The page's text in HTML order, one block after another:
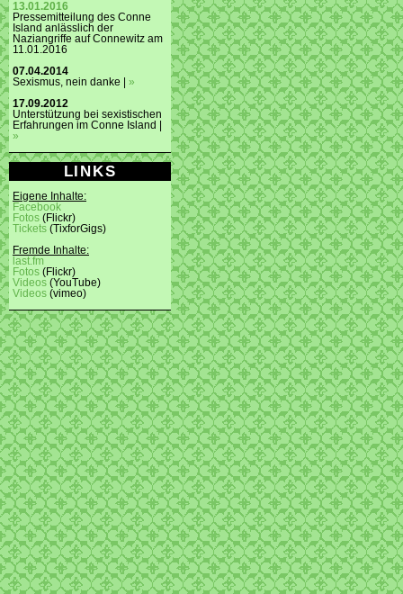
13.01.2016
Pressemitteilung des Conne
Island anlässlich der
Naziangriffe auf Connewitz am
11.01.2016
07.04.2014
Sexismus, nein danke | »
17.09.2012
Unterstützung bei sexistischen
Erfahrungen im Conne Island |
»
LINKS
Eigene Inhalte:
Facebook
Fotos (Flickr)
Tickets (TixforGigs)
Fremde Inhalte:
last.fm
Fotos (Flickr)
Videos (YouTube)
Videos (vimeo)